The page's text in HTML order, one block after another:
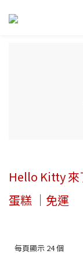
Hello Kitty
蛋糕 ｜免運
每頁顯示 24 個